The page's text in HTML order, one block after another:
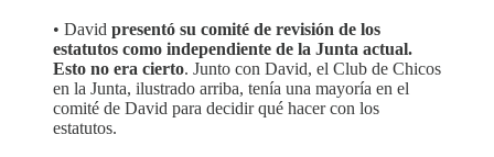
• David presentó su comité de revisión de los
estatutos como independiente de la Junta actual.
Esto no era cierto. Junto con David, el Club de Chicos
en la Junta, ilustrado arriba, tenía una mayoría en el
comité de David para decidir qué hacer con los
estatutos.